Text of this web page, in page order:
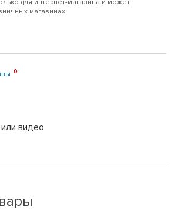
для интернет-магазина и может
магазинах
видео